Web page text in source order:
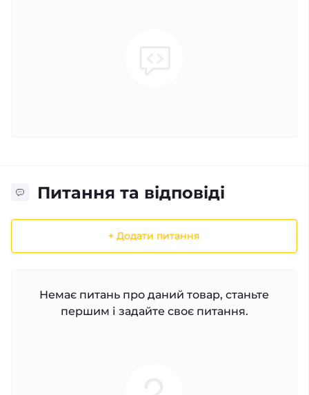
Питання та відповіді
+ Додати питання
Немає питань про даний товар, станьте
першим і задайте своє питання.